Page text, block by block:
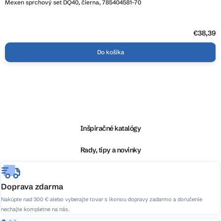
Mexen sprchový set DQ40, čierna, 785404581-70
€38,39
Do košíka
e
Inšpiračné katalógy
Rady, tipy a novinky
Doprava zdarma
Nakúpte nad 300 € alebo vyberajte tovar s ikonou dopravy zadarmo a doručenie
nechajte kompletne na nás.